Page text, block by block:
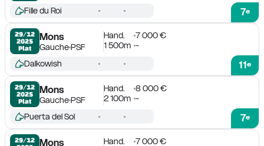
7e
Fille du Roi
29/12
2025
Plat
Mons
GauchePSF
Hand.
7 000 €
1 500m -
11e
Dalkowish
29/12
2025
Plat
Mons
GauchePSF
Hand.
8 000 €
2 100m -
7e
Puerta del Sol
29/12
Mons Hand.
7 000 €